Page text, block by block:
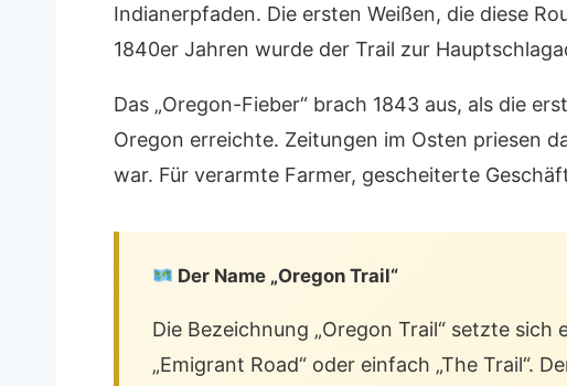
Indianerpfaden. Die ersten Weißen, die diese
1840er Jahren wurde der Trail zur
Das „Oregon-Fieber“ brach 1843 aus, als die
Oregon erreichte. Zeitungen im Osten priesen
war. Für verarmte Farmer, gescheiterte
Der Name „Oregon Trail“
Die Bezeichnung „Oregon Trail“ setzte
„Emigrant Road“ oder einfach „The Trail“.